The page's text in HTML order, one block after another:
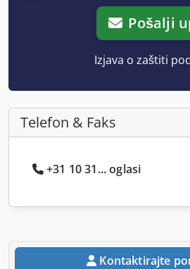
Pošalji
Izjava o zaštiti
Telefon & Faks
+31 10 31... oglasi
Kontaktirajte